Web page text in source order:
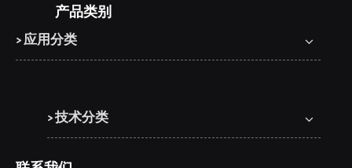
产品类别
> 应用分类
> 技术分类